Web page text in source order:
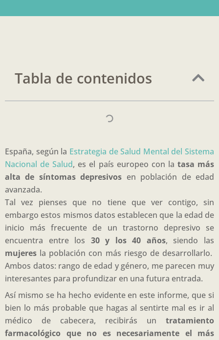
Tabla de contenidos
España, según la Estrategia de Salud Mental del Sistema
Nacional de Salud, es el país europeo con la tasa más
alta de síntomas depresivos en población de edad
avanzada.
Tal vez pienses que no tiene que ver contigo, sin
embargo estos mismos datos establecen que la edad de
inicio más frecuente de un trastorno depresivo se
encuentra entre los 30 y los 40 años, siendo las
mujeres la población con más riesgo de desarrollarlo.
Ambos datos: rango de edad y género, me parecen muy
interesantes para profundizar en una futura entrada.
Así mismo se ha hecho evidente en este informe, que si
bien lo más probable que hagas al sentirte mal es ir al
médico de cabecera, recibirás un tratamiento
farmacológico que no es necesariamente el más